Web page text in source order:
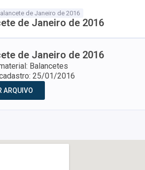
de Janeiro de 2016
de Janeiro de 2016
de Janeiro de 2016
Balancetes
25/01/2016
ARQUIVO